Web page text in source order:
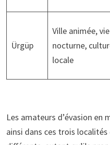
Ürgüp
Ville animée, vie
nocturne,
locale
Les amateurs d’évasion
ainsi dans ces trois localités